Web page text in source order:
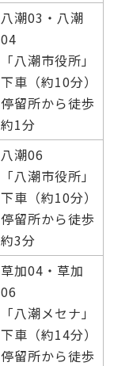
八潮03・八潮
04
「八潮市役所」
下車（約10分）
停留所から徒歩
約1分
八潮06
「八潮市役所」
下車（約10分）
停留所から徒歩
約3分
草加04・草加
06
「八潮メセナ」
下車（約14分）
停留所から徒歩